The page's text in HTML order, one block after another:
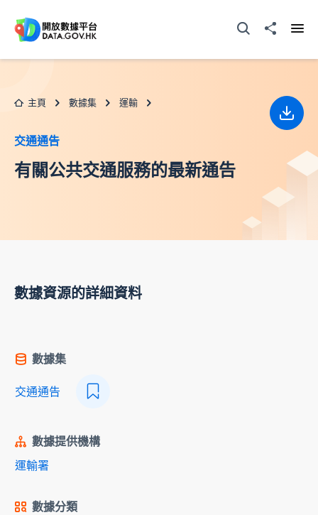
打開搜尋器分享至
主頁 數據集 運輸
交通通告
有關公共交通服務的最新通告
下載
數據資源的詳細資料
數據集
交通通告
數據提供機構
運輸署
數據分類